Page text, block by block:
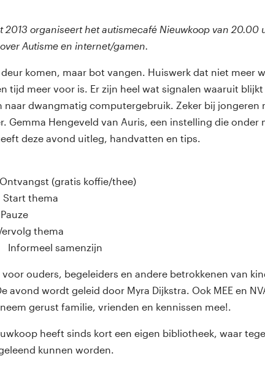
2013 organiseert het autismecafé Nieuwkoop van 20.00
Autisme en internet/gamen.
komen, maar bot vangen. Huiswerk dat niet meer
tijd meer voor is. Er zijn heel wat signalen waaruit
naar dwangmatig computergebruik. Zeker bij jongeren
Gemma Hengeveld van Auris, een instelling die onder
deze avond uitleg, handvatten en tips.
(gratis koffie/thee)
thema
thema
samenzijn
ouders, begeleiders en andere betrokkenen van
avond wordt geleid door Myra Dijkstra. Ook MEE en
gerust familie, vrienden en kennissen mee!.
heeft sinds kort een eigen bibliotheek, waar
kunnen worden.